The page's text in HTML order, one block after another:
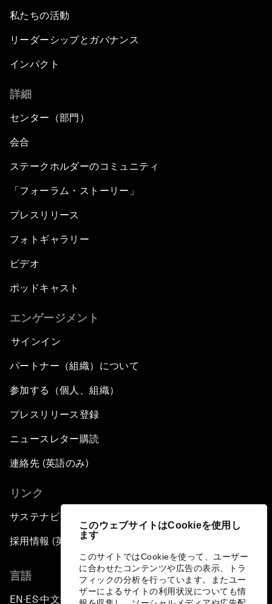
このウェブサイトはCookieを使用し
ます
このサイトではCookieを使って、ユーザー
に合わせたコンテンツや広告の表示、トラ
フィックの分析を行っています。またユー
ザーによるサイトの利用状況についても情
私たちの活動
リーダーシップとガバナンス
インパクト
詳細
センター（部門）
会合
ステークホルダーのコミュニティ
「フォーラム・ストーリー」
プレスリリース
フォトギャラリー
ビデオ
ポッドキャスト
エンゲージメント
サインイン
パートナー（組織）について
参加する（個人、組織）
プレスリリース登録
ニュースレター購読
連絡先 (英語のみ)
リンク
サステナビリティへの取り組み
採用情報 (英語のみ)
言語
EN ▪ES▪中文▪ 日本語